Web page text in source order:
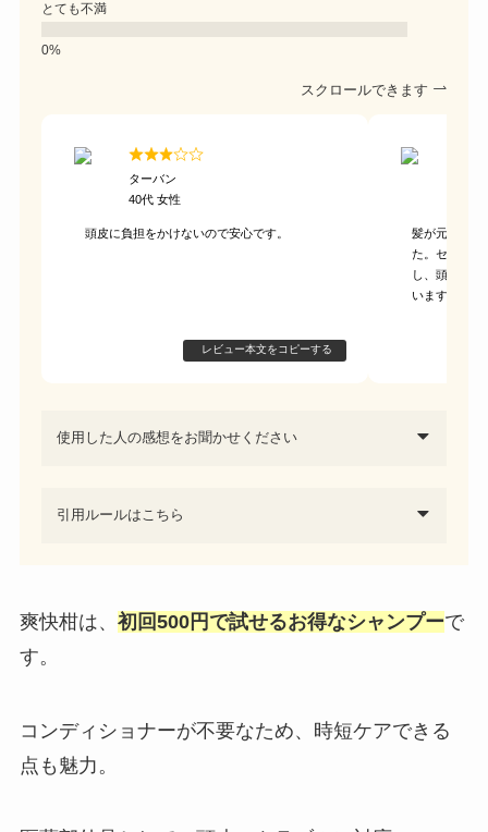
とても不満
スクロールできます
ターバン
40代 女性
頭皮に負担をかけないので安心です。
レビュー本文をコピーする
髪が元気にな
た。セットが
し、頭皮の
います。
使用した人の感想をお聞かせください
引用ルールはこちら
爽快柑は、 初回500円で試せるお得なシャンプーで
す。
コンディショナーが不要なため、時短ケアできる
点も魅力。